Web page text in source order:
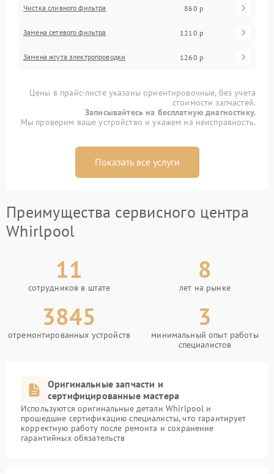
Чистка сливного фильтра 860 р
Замена сетевого фильтра 1210 р
Замена жгута электропроводки 1260 р
Цены в прайс-листе указаны ориентировочные, без учета
стоимости запчастей.
Записывайтесь на бесплатную диагностику.
Мы проверим ваше устройство и укажем на неисправность.
Показать все услуги
Преимущества сервисного центра
Whirlpool
11
сотрудников в штате
8
лет на рынке
3845
отремонтированных устройств
3
минимальный опыт работы
специалистов
Оригинальные запчасти и
сертифицированные мастера
Используются оригинальные детали Whirlpool и
прошедшие сертификацию специалисты, что гарантирует
корректную работу после ремонта и сохранение
гарантийных обязательств